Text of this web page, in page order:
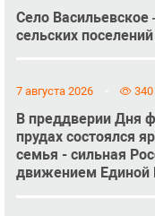
Село
сельских
7 августа 2026 340
В преддверии Дня
прудах состоялся
семья - сильная
движением Единой